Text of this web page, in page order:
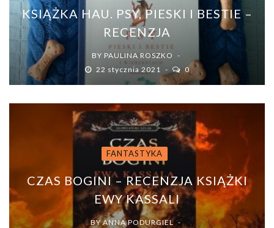
KSIĄŻKA HAU. PSY, PIESKI I BESTIE –
RECENZJA
BY PAULINA ROSZKO
22 stycznia 2021
0
FANTASTYKA
CZAS BOGINI – RECENZJA KSIĄŻKI
EWY KASSALI
BYANNA PODURGIEL